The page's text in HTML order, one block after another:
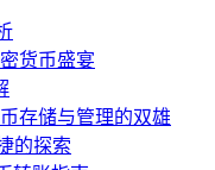
货币盛宴
存储与管理的双雄
的探索